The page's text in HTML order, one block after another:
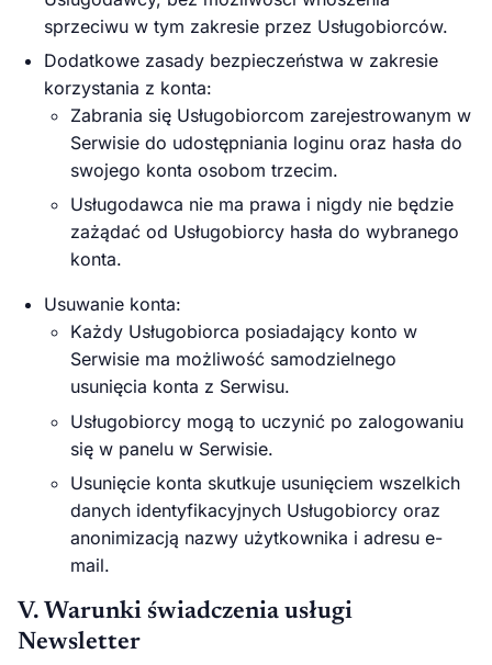
sprzeciwu w tym zakresie przez Usługobiorców.
Dodatkowe zasady bezpieczeństwa w zakresie
korzystania z konta:
Zabrania się Usługobiorcom zarejestrowanym w
Serwisie do udostępniania loginu oraz hasła do
swojego konta osobom trzecim.
Usługodawca nie ma prawa i nigdy nie będzie
zażądać od Usługobiorcy hasła do wybranego
konta.
Usuwanie konta:
Każdy Usługobiorca posiadający konto w
Serwisie ma możliwość samodzielnego
usunięcia konta z Serwisu.
Usługobiorcy mogą to uczynić po zalogowaniu
się w panelu w Serwisie.
Usunięcie konta skutkuje usunięciem wszelkich
danych identyfikacyjnych Usługobiorcy oraz
anonimizacją nazwy użytkownika i adresu e-
mail.
V. Warunki świadczenia usługi
Newsletter